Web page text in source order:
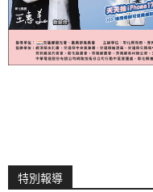
特別報導